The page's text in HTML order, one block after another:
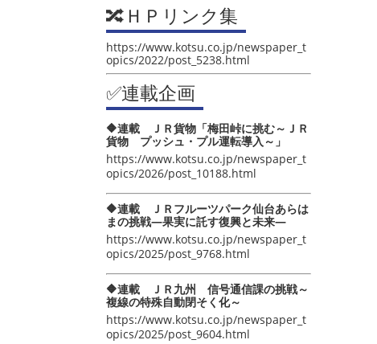
🔀ＨＰリンク集
https://www.kotsu.co.jp/newspaper_t
opics/2022/post_5238.html
✅連載企画
🔶連載 ＪＲ貨物「梅田峠に挑む～ＪＲ
貨物 プッシュ・プル運転導入～」
https://www.kotsu.co.jp/newspaper_t
opics/2026/post_10188.html
🔶連載 ＪＲフルーツパーク仙台あらは
まの挑戦―果実に託す復興と未来―
https://www.kotsu.co.jp/newspaper_t
opics/2025/post_9768.html
🔶連載 ＪＲ九州 信号通信課の挑戦～
複線の特殊自動閉そく化～
https://www.kotsu.co.jp/newspaper_t
opics/2025/post_9604.html